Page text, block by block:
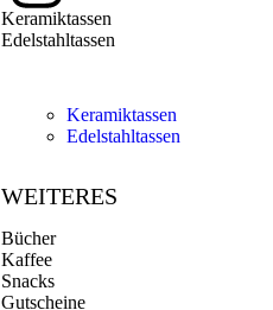
Keramiktassen
Edelstahltassen
Keramiktassen
Edelstahltassen
WEITERES
Bücher
Kaffee
Snacks
Gutscheine